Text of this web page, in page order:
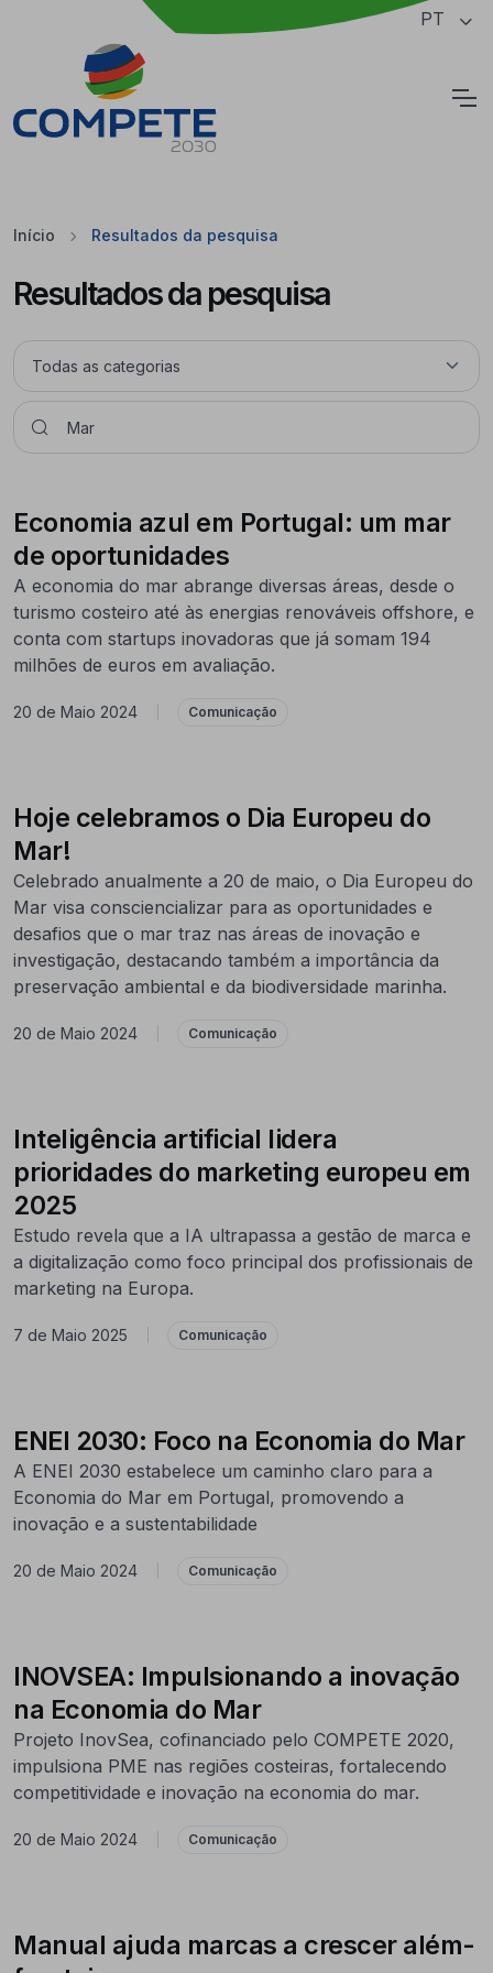
Saltar para o conteúdo principal da página PT
Início Resultados da pesquisa
Resultados da pesquisa
Economia azul em Portugal: um mar
de oportunidades
A economia do mar abrange diversas áreas, desde o
turismo costeiro até às energias renováveis offshore, e
conta com startups inovadoras que já somam 194
milhões de euros em avaliação.
20 de Maio 2024 Comunicação
Hoje celebramos o Dia Europeu do
Mar!
Celebrado anualmente a 20 de maio, o Dia Europeu do
Mar visa consciencializar para as oportunidades e
desafios que o mar traz nas áreas de inovação e
investigação, destacando também a importância da
preservação ambiental e da biodiversidade marinha.
20 de Maio 2024 Comunicação
Inteligência artificial lidera
prioridades do marketing europeu em
2025
Estudo revela que a IA ultrapassa a gestão de marca e
a digitalização como foco principal dos profissionais de
marketing na Europa.
7 de Maio 2025 Comunicação
ENEI 2030: Foco na Economia do Mar
A ENEI 2030 estabelece um caminho claro para a
Economia do Mar em Portugal, promovendo a
inovação e a sustentabilidade
20 de Maio 2024 Comunicação
INOVSEA: Impulsionando a inovação
na Economia do Mar
Projeto InovSea, cofinanciado pelo COMPETE 2020,
impulsiona PME nas regiões costeiras, fortalecendo
competitividade e inovação na economia do mar.
20 de Maio 2024 Comunicação
Manual ajuda marcas a crescer além-